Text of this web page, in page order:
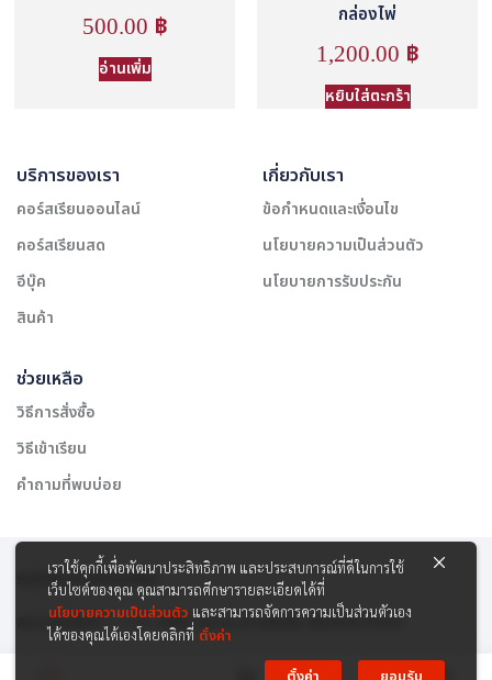
500.00 ฿
อ่านเพิ่ม
กล่องไพ่
1,200.00 ฿
หยิบใส่ตะกร้า
บริการของเรา
คอร์สเรียนออนไลน์
คอร์สเรียนสด
อีบุ๊ค
สินค้า
เกี่ยวกับเรา
ข้อกำหนดและเงื่อนไข
นโยบายความเป็นส่วนตัว
นโยบายการรับประกัน
ช่วยเหลือ
วิธีการสั่งซื้อ
วิธีเข้าเรียน
คำถามที่พบบ่อย
สงวนลิขสิทธิ์ © 2565 บริษัท สยาม เคาเซิลลิ่ง เซ็นเตอร์ จำกัด
รองรับการชำระเงิน:
เราใช้คุกกี้เพื่อพัฒนาประสิทธิภาพ และประสบการณ์ที่ดีในการใช้
เว็บไซต์ของคุณ คุณสามารถศึกษารายละเอียดได้ที่
นโยบายความเป็นส่วนตัว และสามารถจัดการความเป็นส่วนตัวเอง
ได้ของคุณได้เองโดยคลิกที่ ตั้งค่า